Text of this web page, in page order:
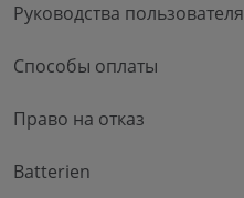
Руководства пользователя
Способы оплаты
Право на отказ
Batterien